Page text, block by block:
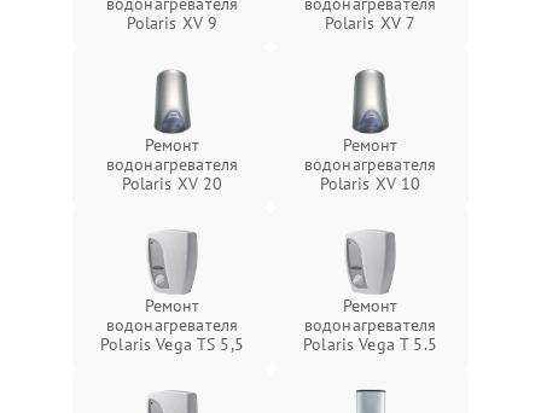
Polaris XV 9
Polaris XV 7
Ремонт
водонагревателя
Polaris XV 20
Ремонт
водонагревателя
Polaris XV 10
Ремонт
водонагревателя
Polaris Vega TS 5,5
Ремонт
водонагревателя
Polaris Vega T 5.5